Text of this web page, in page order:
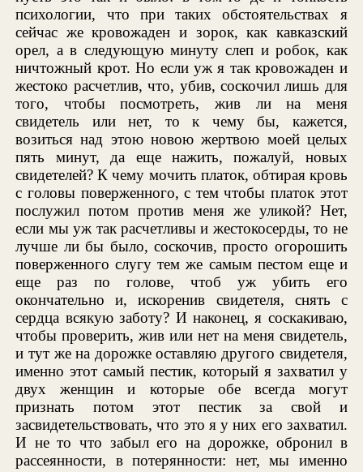
психологии, что при таких обстоятельствах я
сейчас же кровожаден и зорок, как кавказский
орел, а в следующую минуту слеп и робок, как
ничтожный крот. Но если уж я так кровожаден и
жестоко расчетлив, что, убив, соскочил лишь для
того, чтобы посмотреть, жив ли на меня
свидетель или нет, то к чему бы, кажется,
возиться над этою новою жертвою моей целых
пять минут, да еще нажить, пожалуй, новых
свидетелей? К чему мочить платок, обтирая кровь
с головы поверженного, с тем чтобы платок этот
послужил потом против меня же уликой? Нет,
если мы уж так расчетливы и жестокосерды, то не
лучше ли бы было, соскочив, просто огорошить
поверженного слугу тем же самым пестом еще и
еще раз по голове, чтоб уж убить его
окончательно и, искоренив свидетеля, снять с
сердца всякую заботу? И наконец, я соскакиваю,
чтобы проверить, жив или нет на меня свидетель,
и тут же на дорожке оставляю другого свидетеля,
именно этот самый пестик, который я захватил у
двух женщин и которые обе всегда могут
признать потом этот пестик за свой и
засвидетельствовать, что это я у них его захватил.
И не то что забыл его на дорожке, обронил в
рассеянности, в потерянности: нет, мы именно